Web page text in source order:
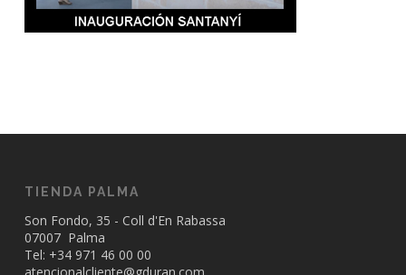
TIENDA PALMA
Son Fondo, 35 - Coll d'En Rabassa
07007 Palma
Tel: +34 971 46 00 00